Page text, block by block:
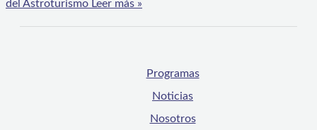
del Astroturismo Leer más »
Programas
Noticias
Nosotros